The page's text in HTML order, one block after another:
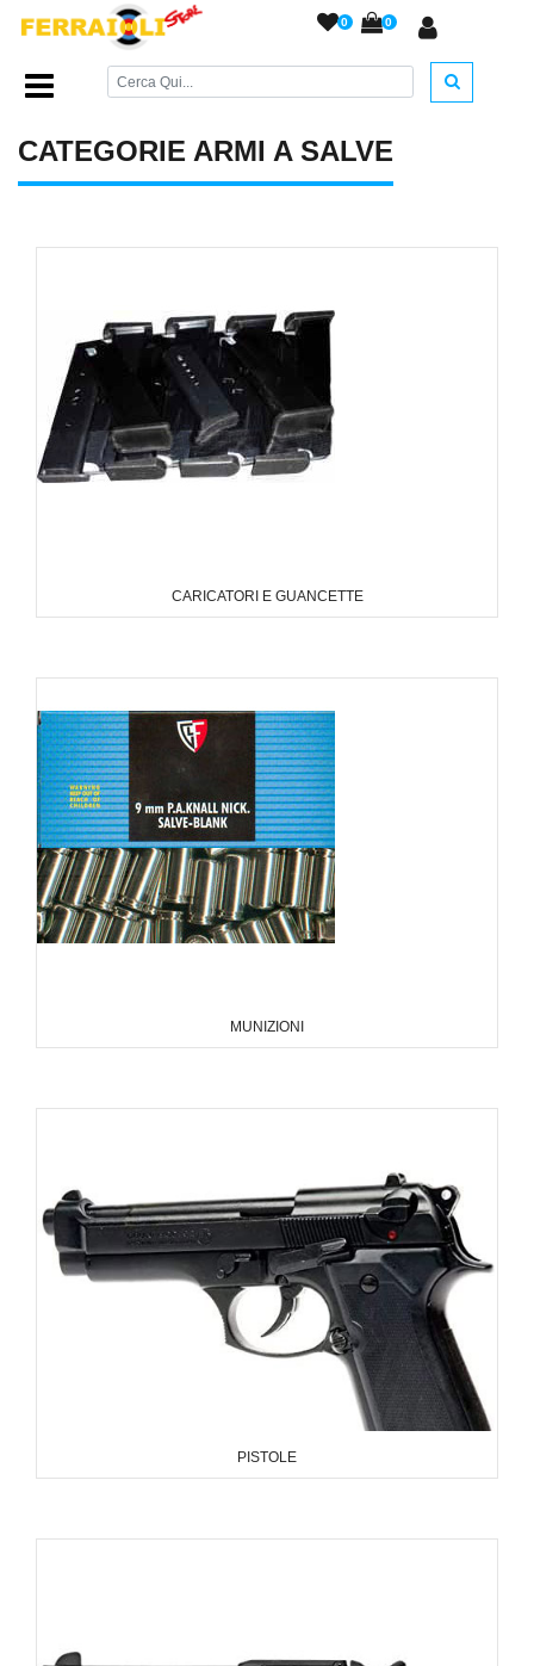
0 0
Home Page/ARMI A SALVE/
CATEGORIE ARMI A SALVE
CARICATORI E GUANCETTE
MUNIZIONI
PISTOLE